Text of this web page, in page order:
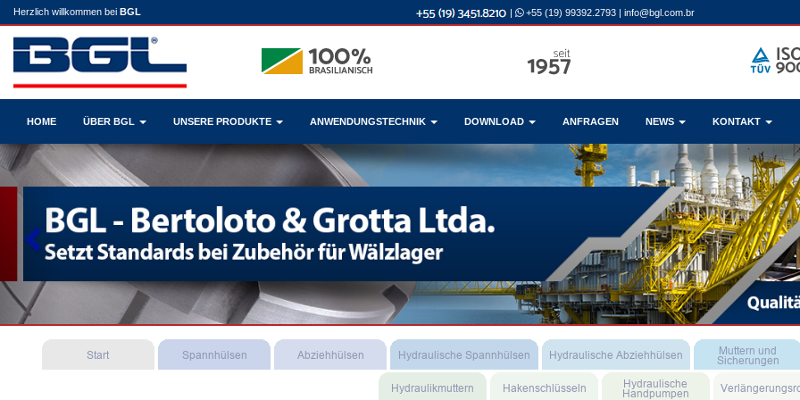
Herzlich willkommen bei BGL | +55 (19) 99392.2793 | info@bgl.com.br
HOME ÜBER BGL UNSERE PRODUKTE ANWENDUNGSTECHNIK DOWNLOAD ANFRAGEN NEWS KONTAKT
Previous